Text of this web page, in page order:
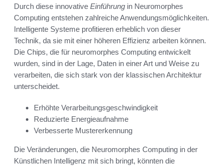
Durch diese innovative Einführung in Neuromorphes
Computing entstehen zahlreiche Anwendungsmöglichkeiten.
Intelligente Systeme profitieren erheblich von dieser
Technik, da sie mit einer höheren Effizienz arbeiten können.
Die Chips, die für neuromorphes Computing entwickelt
wurden, sind in der Lage, Daten in einer Art und Weise zu
verarbeiten, die sich stark von der klassischen Architektur
unterscheidet.
Erhöhte Verarbeitungsgeschwindigkeit
Reduzierte Energieaufnahme
Verbesserte Mustererkennung
Die Veränderungen, die Neuromorphes Computing in der
Künstlichen Intelligenz mit sich bringt, könnten die